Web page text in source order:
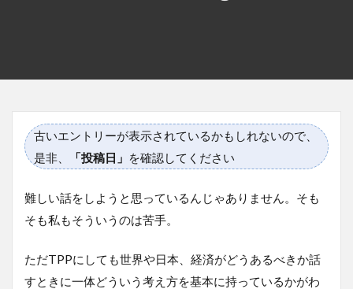
古いエントリーが表示されているかもしれないので、
是非、
「投稿日」 を確認してください
難しい話をしようと思っているんじゃありません。そも
そも私もそういうのは苦手。
ただTPPにしても世界や日本、経済がどうあるべきか話
すときに一体どういう考え方を基本に持っているかがわ